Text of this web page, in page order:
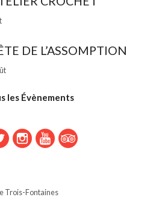
DE L’ASSOMPTION
les Évènements
Trois-Fontaines